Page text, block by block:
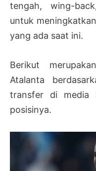
tengah, wing-
untuk
yang ada saat ini.
Berikut
Atalanta
transfer di media
posisinya.